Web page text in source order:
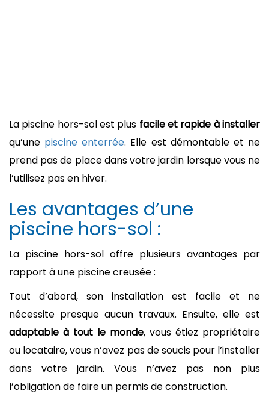
La piscine hors-sol est plus facile et rapide à installer
qu’une piscine enterrée. Elle est démontable et ne
prend pas de place dans votre jardin lorsque vous ne
l’utilisez pas en hiver.
Les avantages d’une
piscine hors-sol :
La piscine hors-sol offre plusieurs avantages par
rapport à une piscine creusée :
Tout d’abord, son installation est facile et ne
nécessite presque aucun travaux. Ensuite, elle est
adaptable à tout le monde, vous étiez propriétaire
ou locataire, vous n’avez pas de soucis pour l’installer
dans votre jardin. Vous n’avez pas non plus
l’obligation de faire un permis de construction.